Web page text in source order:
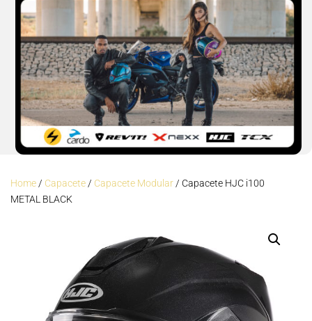
Home/ Capacete/ Capacete Modular/ Capacete HJC i100
METAL BLACK